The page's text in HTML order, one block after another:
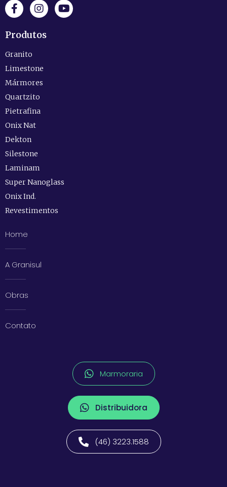
Produtos
Granito
Limestone
Mármores
Quartzito
Pietrafina
Onix Nat
Dekton
Silestone
Laminam
Super Nanoglass
Onix Ind.
Revestimentos
Home
A Granisul
Obras
Contato
Marmoraria
Distribuidora
(46) 3223.1588